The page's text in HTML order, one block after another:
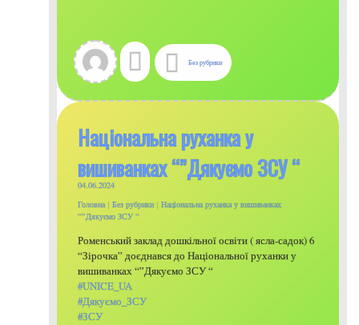
Без рубрики
Національна руханка у
вишиванках “”Дякуємо ЗСУ “
04.06.2024
Головна | Без рубрики | Національна руханка у вишиванках
“”Дякуємо ЗСУ “
Роменський заклад дошкільної освіти ( ясла-садок) 6
“Зірочка” доєднався до Національної руханки у
вишиванках “”Дякуємо ЗСУ “
#UNICE_UA
#Дякуємо_ЗСУ
#ЗСУ